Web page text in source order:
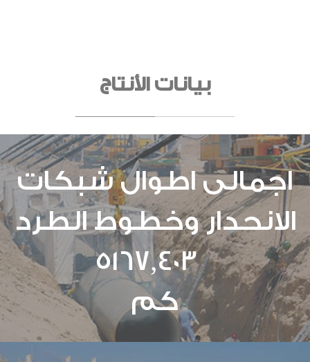
بيانات الأنتاج
اجمالى اطوال شبكات
الانحدار وخطوط الطرد
5167,403
كم